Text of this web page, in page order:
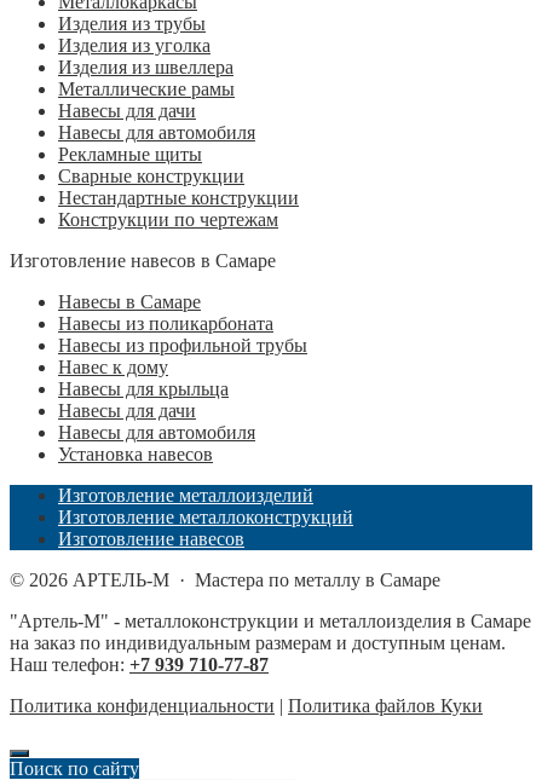
Изделия из трубы
Изделия из уголка
Изделия из швеллера
Металлические рамы
Навесы для дачи
Навесы для автомобиля
Рекламные щиты
Сварные конструкции
Нестандартные конструкции
Конструкции по чертежам
Изготовление навесов в Самаре
Навесы в Самаре
Навесы из поликарбоната
Навесы из профильной трубы
Навес к дому
Навесы для крыльца
Навесы для дачи
Навесы для автомобиля
Установка навесов
Изготовление металлоизделий
Изготовление металлоконструкций
Изготовление навесов
© 2026 АРТЕЛЬ-М · Мастера по металлу в Самаре
"Артель-М" - металлоконструкции и металлоизделия в Самаре
на заказ по индивидуальным размерам и доступным ценам.
Наш телефон: +7 939 710-77-87
Политика конфиденциальности | Политика файлов Куки
Поиск по сайту